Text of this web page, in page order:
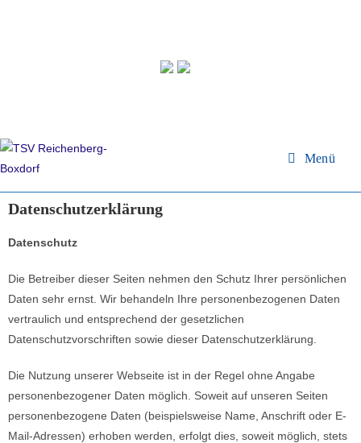
Menü
Datenschutzerklärung
Datenschutz
Die Betreiber dieser Seiten nehmen den Schutz Ihrer persönlichen
Daten sehr ernst. Wir behandeln Ihre personenbezogenen Daten
vertraulich und entsprechend der gesetzlichen
Datenschutzvorschriften sowie dieser Datenschutzerklärung.
Die Nutzung unserer Webseite ist in der Regel ohne Angabe
personenbezogener Daten möglich. Soweit auf unseren Seiten
personenbezogene Daten (beispielsweise Name, Anschrift oder E-
Mail-Adressen) erhoben werden, erfolgt dies, soweit möglich, stets